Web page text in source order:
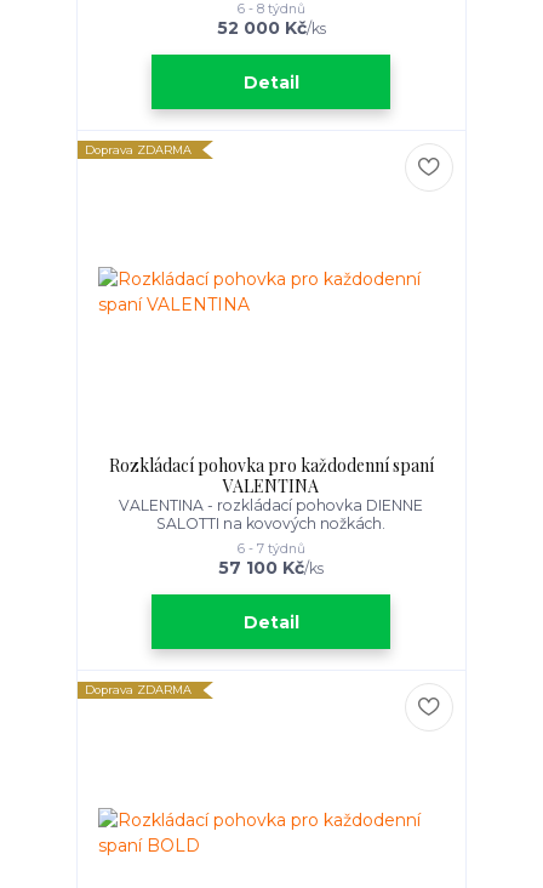
52 000 Kč/ks
6 - 8 týdnů
Detail
Doprava ZDARMA
Rozkládací pohovka pro každodenní spaní
VALENTINA
VALENTINA - rozkládací pohovka DIENNE
SALOTTI na kovových nožkách.
57 100 Kč/ks
6 - 7 týdnů
Detail
Doprava ZDARMA